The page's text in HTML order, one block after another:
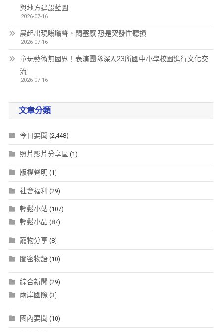
與地方建設藍圖
2026-07-16
晨起出現嗡嗡聲、悶塞感 恐是突發性聽損
2026-07-16
童玩藝術無國界！表演團隊深入23所國中小學校園進行文化交
流
2026-07-16
文章分類
今日要聞 (2,448)
照片影片分享區 (1)
版權聲明 (1)
社會福利 (29)
輕鬆小站(107)
輕鬆小品 (87)
寵物分享(8)
閨密物語(10)
綜合新聞 (29)
兩岸國際(3)
國內要聞 (10)